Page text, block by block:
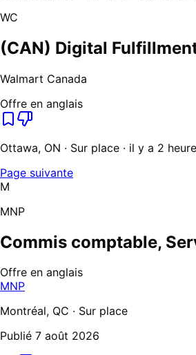
WC
(CAN) Digital
Walmart Canada
Offre en anglais
Ottawa, ON · Sur place · il y a 2
Page suivante
M
MNP
Commis comptable,
Offre en anglais
MNP
Montréal, QC · Sur place
Publié 7 août 2026